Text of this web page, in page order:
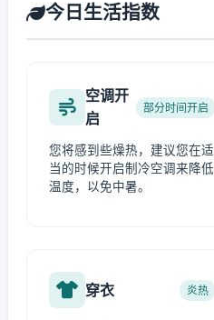
今日生活指数
空调开
启
部分时间开启
您将感到些燥热，建议您在适
当的时候开启制冷空调来降低
温度，以免中暑。
穿衣 炎热